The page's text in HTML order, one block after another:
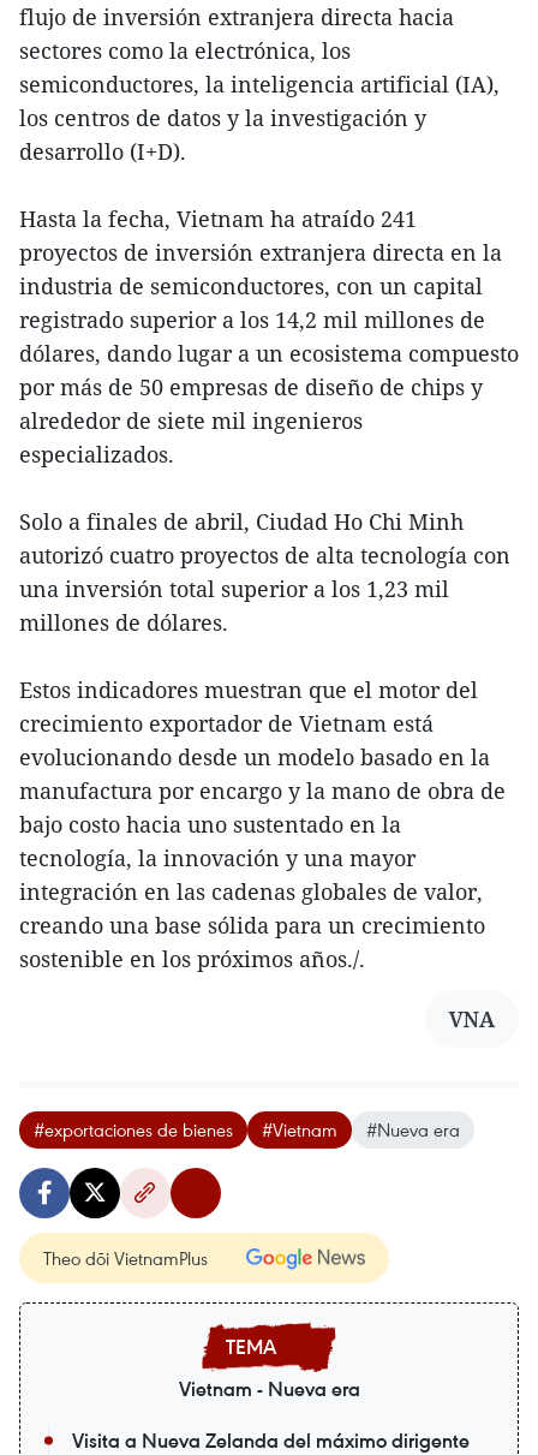
flujo de inversión extranjera directa hacia
sectores como la electrónica, los
semiconductores, la inteligencia artificial (IA),
los centros de datos y la investigación y
desarrollo (I+D).
Hasta la fecha, Vietnam ha atraído 241
proyectos de inversión extranjera directa en la
industria de semiconductores, con un capital
registrado superior a los 14,2 mil millones de
dólares, dando lugar a un ecosistema compuesto
por más de 50 empresas de diseño de chips y
alrededor de siete mil ingenieros
especializados.
Solo a finales de abril, Ciudad Ho Chi Minh
autorizó cuatro proyectos de alta tecnología con
una inversión total superior a los 1,23 mil
millones de dólares.
Estos indicadores muestran que el motor del
crecimiento exportador de Vietnam está
evolucionando desde un modelo basado en la
manufactura por encargo y la mano de obra de
bajo costo hacia uno sustentado en la
tecnología, la innovación y una mayor
integración en las cadenas globales de valor,
creando una base sólida para un crecimiento
sostenible en los próximos años./.
VNA
#exportaciones de bienes #Vietnam #Nueva era
Theo dõi VietnamPlus
Vietnam - Nueva era
Visita a Nueva Zelanda del máximo dirigente